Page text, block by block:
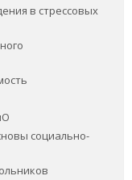
в стрессовых
социально-